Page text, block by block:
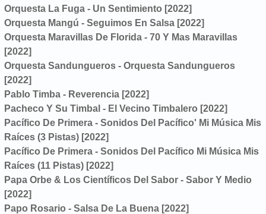
Orquesta La Fuga - Un Sentimiento [2022]
Orquesta Mangú - Seguimos En Salsa [2022]
Orquesta Maravillas De Florida - 70 Y Mas Maravillas
[2022]
Orquesta Sandungueros - Orquesta Sandungueros
[2022]
Pablo Timba - Reverencia [2022]
Pacheco Y Su Timbal - El Vecino Timbalero [2022]
Pacífico De Primera - Sonidos Del Pacífico' Mi Música Mis
Raíces (3 Pistas) [2022]
Pacífico De Primera - Sonidos Del Pacífico Mi Música Mis
Raíces (11 Pistas) [2022]
Papa Orbe & Los Científicos Del Sabor - Sabor Y Medio
[2022]
Papo Rosario - Salsa De La Buena [2022]